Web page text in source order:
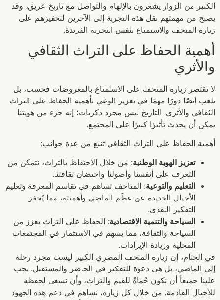
الكثير من الزوار يشعرون بالإلهام والتواصل مع تاريخ عريق، وقد
يصبح من مهمتهم نقل هذه التجربة إلى الآخرين لتحفيزهم على
زيارة المتحف والاستمتاع بنفس التجربة الفريدة.
أهمية الحفاظ على التراث الثقافي
والأثري
لا تقتصر زيارة المتحف على الاستمتاع بالمعروضات فحسب، بل
تلعب أيضًا دورًا مهمًا في تعزيز الوعي بأهمية الحفاظ على التراث
الثقافي والأثري. التاريخ ليس مجرد ذكريات؛ إنه جزء من هويتنا
يمكن أن يحدث تأثيرًا كبيرًا على المجتمع.
أهمية الحفاظ على التراث الثقافي تنبع من عدة جوانب:
تعزيز الهوية الوطنية: من خلال الاحتفاظ بالتراث، نتمكن من
التعرف على أنفسنا وأصولنا واحتضان ثقافتنا.
التعليم والتوعية: المتاحف تساهم في تقاسم المعرفة وتعليم
الأجيال الجديدة عن عظَم الماضي وأهميته، مما يُحفز
التفكير النقدي.
السياحة والتنمية الاقتصادية: الحفاظ على التراث يعزز من
السياحة والثقافة، مما يسهم في الاستثمار في المجتمعات
المحلية وزيادة الإيرادات.
في الختام، إن زيارة المتحف المصري الكبير ليست مجرد رحلة
إلى الماضي، بل هي دعوة للتفكير في الحاضر والمستقبل. يجب
علينا جميعاً أن نكون حُماةً للقيم والتراث، وأن نسعى لحفظه
للأجيال القادمة. من خلال كل زيارة، نساهم في دعم هذه الجهود